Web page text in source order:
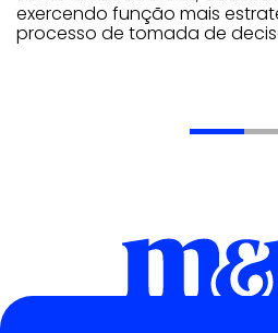
exercendo função mais
processo de tomada de